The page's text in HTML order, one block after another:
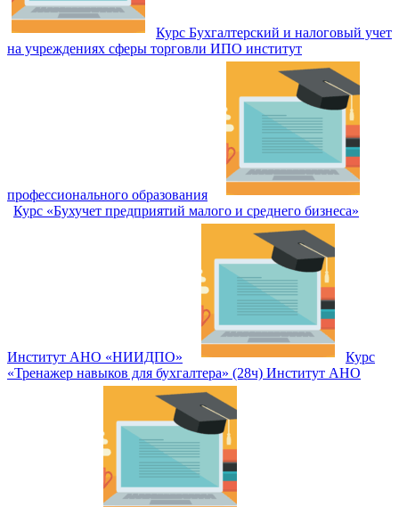
Курс Бухгалтерский и налоговый учет
на учреждениях сферы торговли ИПО институт
профессионального образования
Курс «Бухучет предприятий малого и среднего бизнеса»
Институт АНО «НИИДПО»
Курс
«Тренажер навыков для бухгалтера» (28ч) Институт АНО